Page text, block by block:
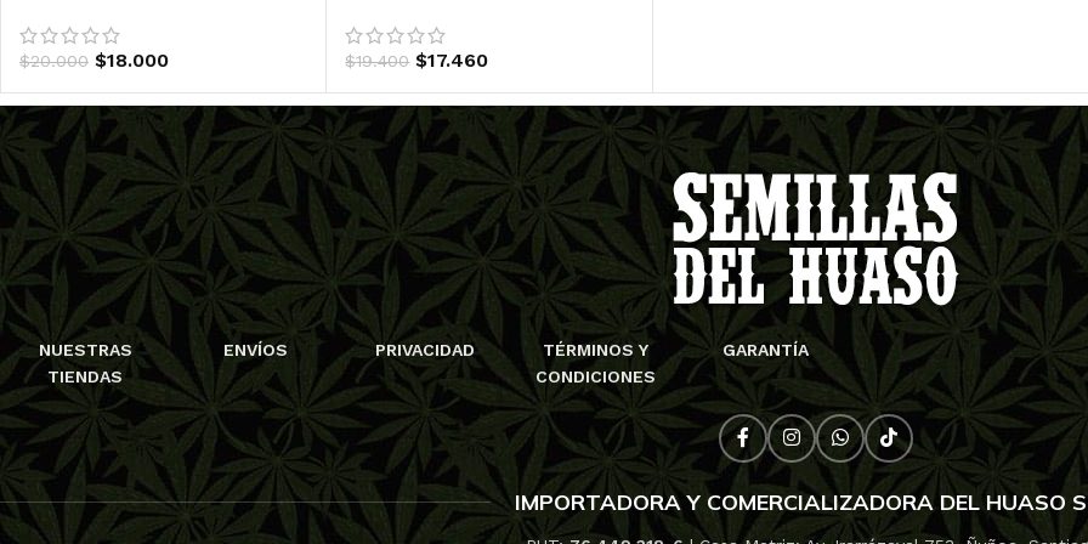
$20.000 $18.000 $19.400 $17.460
NUESTRAS
TIENDAS
ENVÍOS PRIVACIDAD
TÉRMINOS Y
CONDICIONES
GARANTÍA
IMPORTADORA Y COMERCIALIZADORA DEL HUASO